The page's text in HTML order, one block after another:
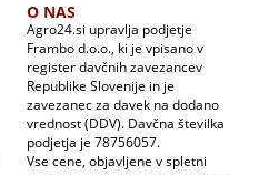
O NAS
Agro24.si upravlja podjetje
Frambo d.o.o., ki je vpisano v
register davčnih zavezancev
Republike Slovenije in je
zavezanec za davek na dodano
vrednost (DDV). Davčna številka
podjetja je 78756057.
Vse cene, objavljene v spletni